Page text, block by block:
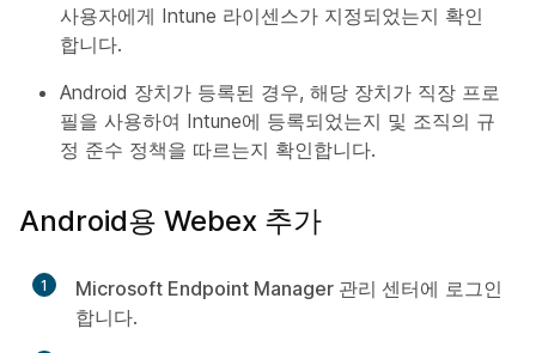
사용자에게 Intune 라이센스가 지정되었는지 확인
합니다.
Android 장치가 등록된 경우, 해당 장치가 직장 프로
필을 사용하여 Intune에 등록되었는지 및 조직의 규
정 준수 정책을 따르는지 확인합니다.
Android용 Webex 추가
1 Microsoft Endpoint Manager 관리 센터에 로그인
합니다.